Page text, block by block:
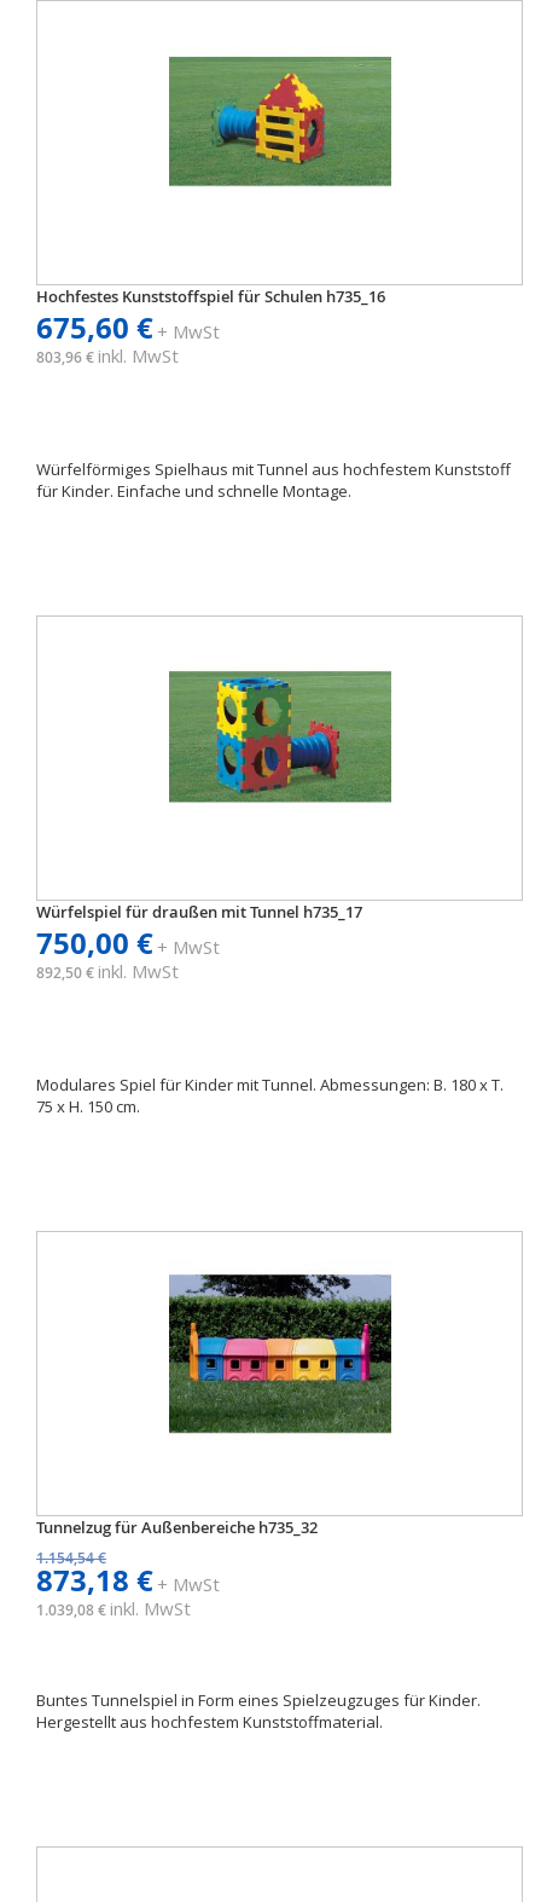
Hochfestes Kunststoffspiel für Schulen h735_16
675,60 €+ MwSt
803,96 € inkl. MwSt
Würfelförmiges Spielhaus mit Tunnel aus hochfestem Kunststoff
für Kinder. Einfache und schnelle Montage.
Würfelspiel für draußen mit Tunnel h735_17
750,00 €+ MwSt
892,50 € inkl. MwSt
Modulares Spiel für Kinder mit Tunnel. Abmessungen: B. 180 x T.
75 x H. 150 cm.
Tunnelzug für Außenbereiche h735_32
1.154,54 €
873,18 €+ MwSt
1.039,08 € inkl. MwSt
Buntes Tunnelspiel in Form eines Spielzeugzuges für Kinder.
Hergestellt aus hochfestem Kunststoffmaterial.